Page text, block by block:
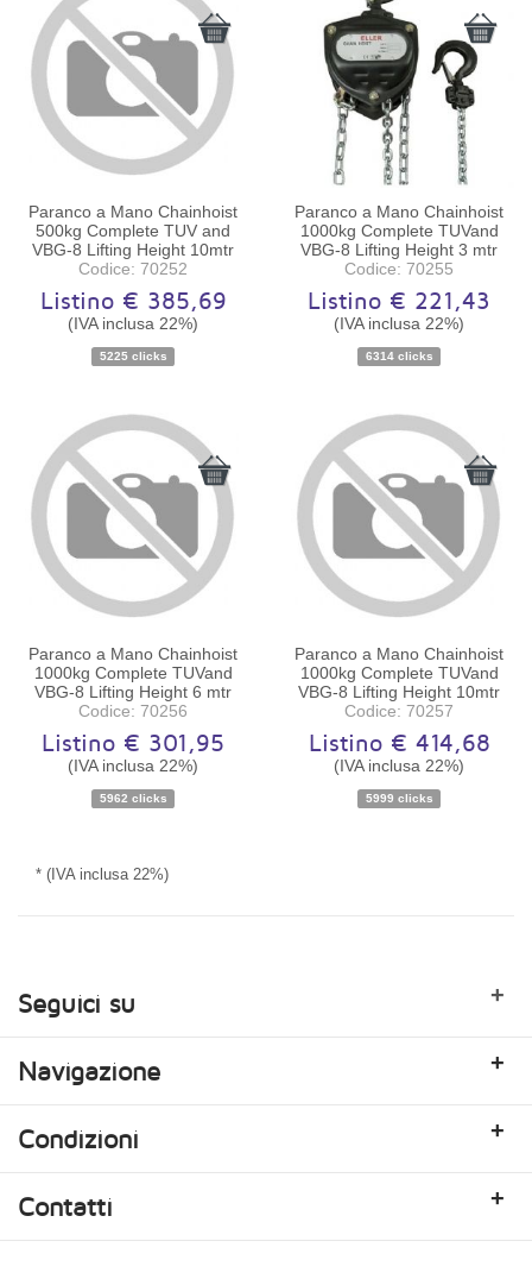
Disponibilità:Ordinabile
Paranco a Mano Chainhoist
500kg Complete TUV and
VBG-8 Lifting Height 10mtr
Codice: 70252
Listino € 385,69
(IVA inclusa 22%)
5225 clicks
Disponibilità:Ordinabile
Paranco a Mano Chainhoist
1000kg Complete TUVand
VBG-8 Lifting Height 3 mtr
Codice: 70255
Listino € 221,43
(IVA inclusa 22%)
6314 clicks
Disponibilità:Ordinabile
Paranco a Mano Chainhoist
1000kg Complete TUVand
VBG-8 Lifting Height 6 mtr
Codice: 70256
Listino € 301,95
(IVA inclusa 22%)
5962 clicks
Disponibilità:Ordinabile
Paranco a Mano Chainhoist
1000kg Complete TUVand
VBG-8 Lifting Height 10mtr
Codice: 70257
Listino € 414,68
(IVA inclusa 22%)
5999 clicks
* (IVA inclusa 22%)
Seguici su +
Navigazione +
Condizioni +
Contatti +